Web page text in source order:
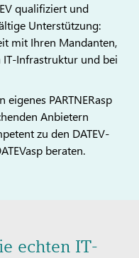
qualifiziert und
Unterstützung:
mit Ihren Mandanten,
Infrastruktur und bei
PARTNERasp
Anbietern
zu den DATEV-
beraten.
echten IT-